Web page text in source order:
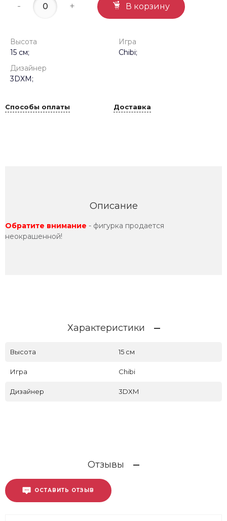
- + В корзину
Высота
15 см;
Игра
Chibi;
Дизайнер
3DXM;
Способы оплаты Доставка
Описание
Обратите внимание - фигурка продается
неокрашенной!
Характеристики
Высота 15 см
Игра Chibi
Дизайнер 3DXM
Отзывы
ОСТАВИТЬ ОТЗЫВ